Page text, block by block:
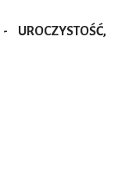
UROCZYSTOŚĆ,